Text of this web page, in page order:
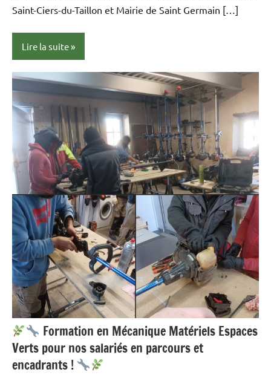
Saint-Ciers-du-Taillon et Mairie de Saint Germain […]
Lire la suite
actualités
Formation en Mécanique Matériels Espaces
Verts pour nos salariés en parcours et
encadrants !